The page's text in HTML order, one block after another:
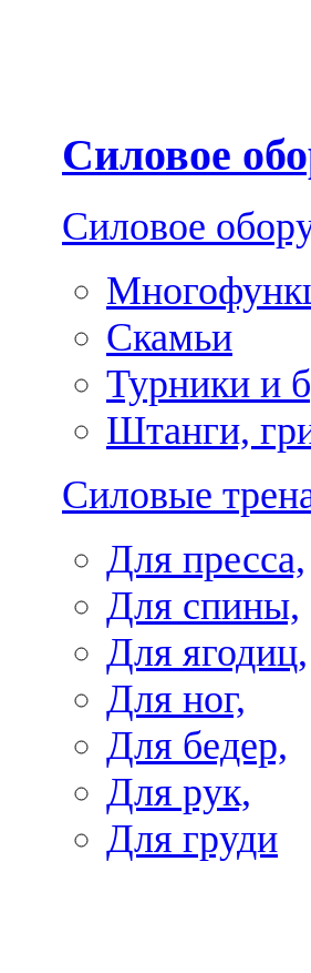
Силовое
Силовое
Скамьи
Турники и
Штанги,
Силовые
Для пресса,
Для спины,
Для ягодиц,
Для ног,
Для бедер,
Для рук,
Для груди